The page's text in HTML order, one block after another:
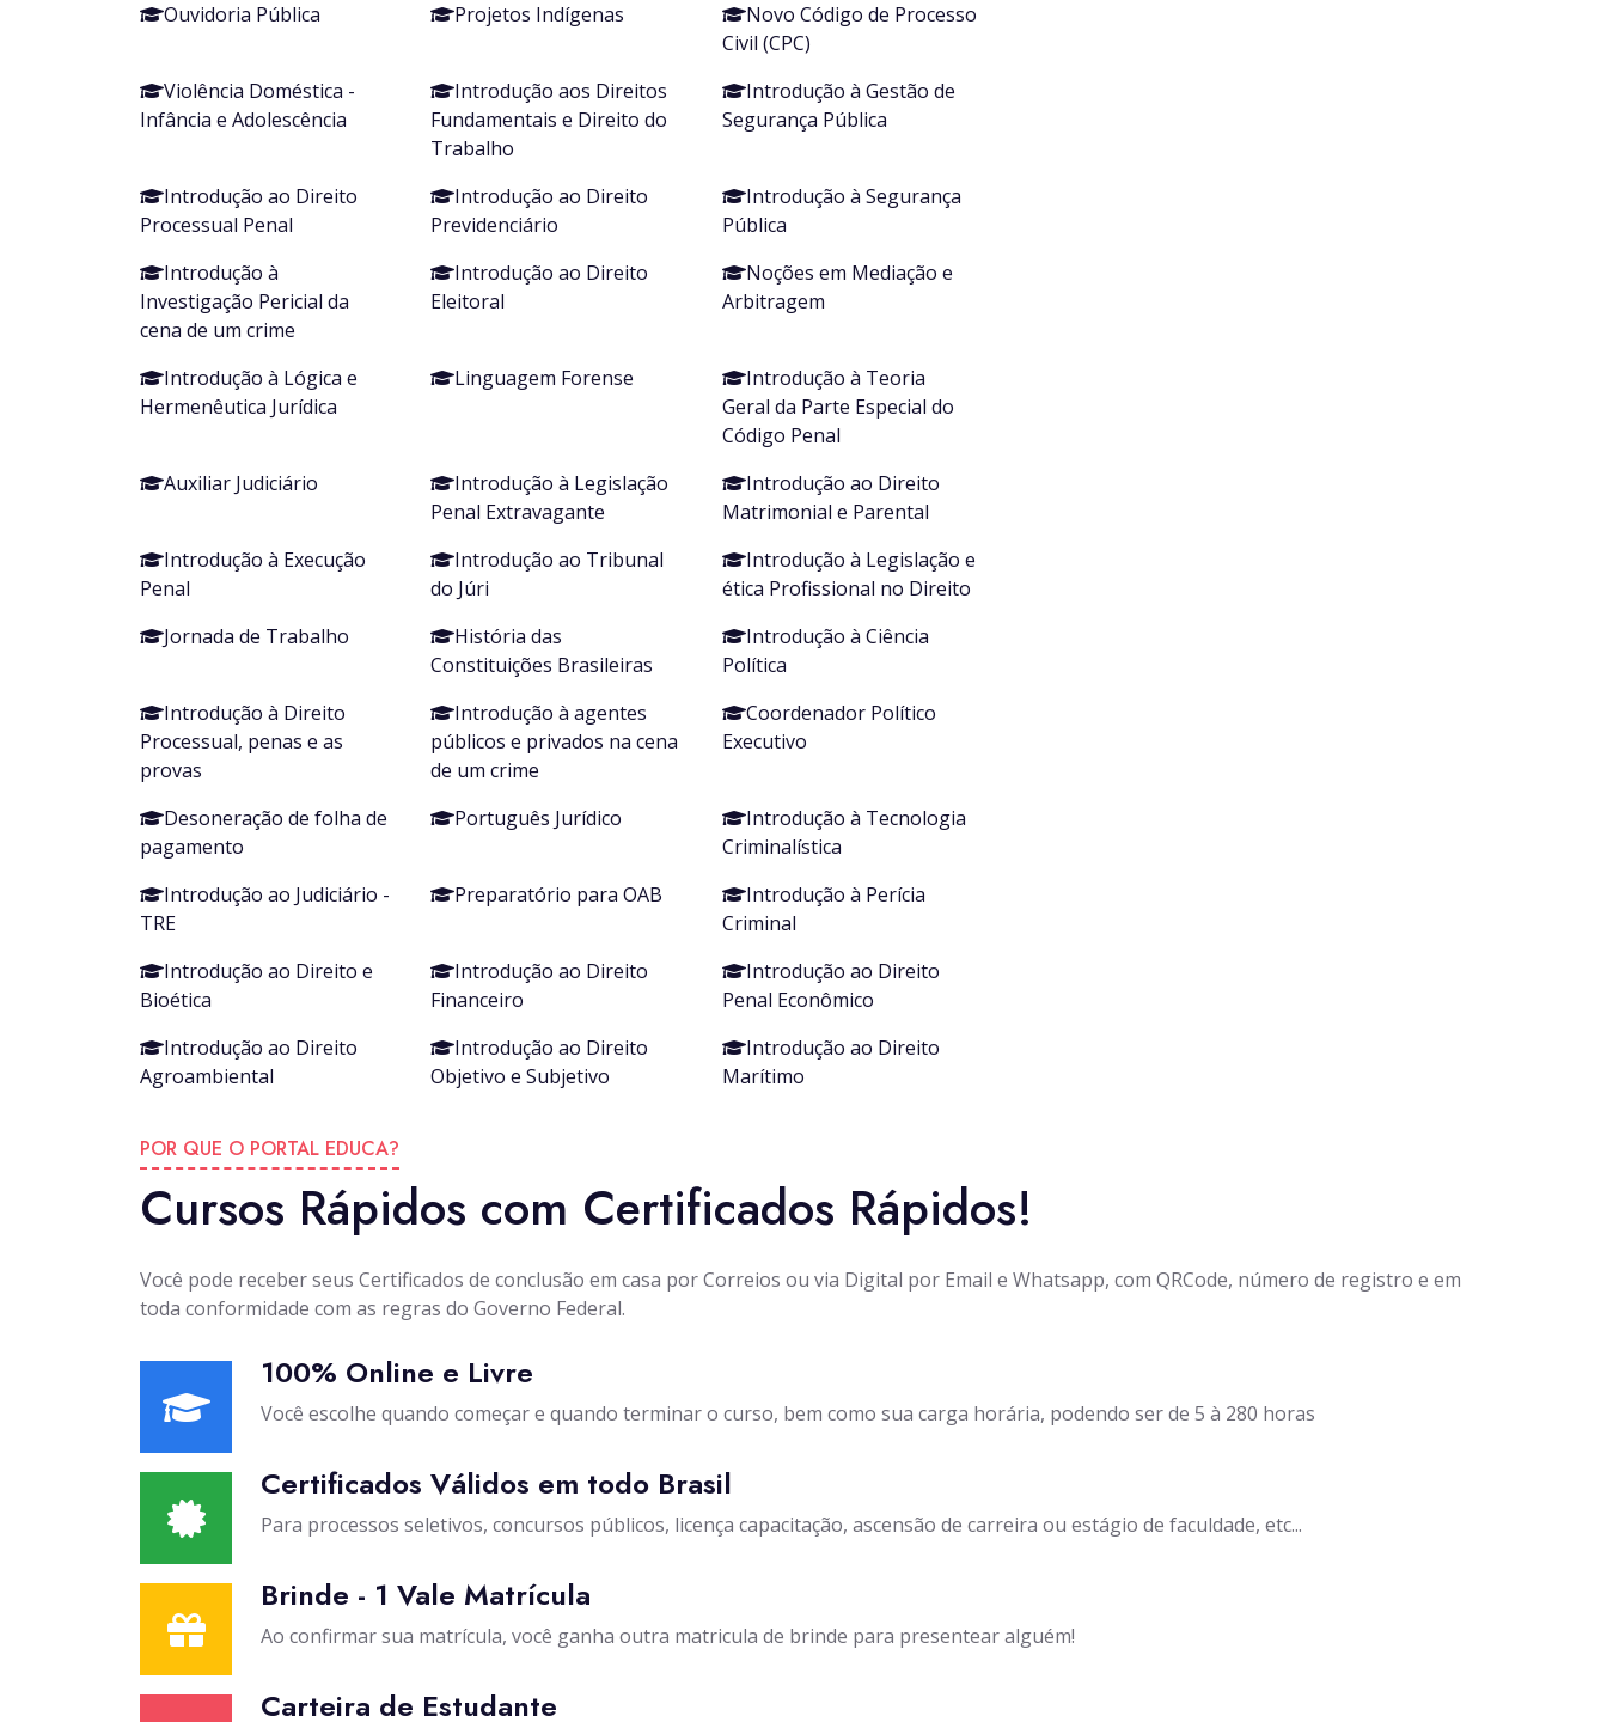
Ouvidoria Pública
Projetos Indígenas
Novo Código de Processo
Civil (CPC)
Violência Doméstica -
Infância e Adolescência
Introdução aos Direitos
Fundamentais e Direito do
Trabalho
Introdução à Gestão de
Segurança Pública
Introdução ao Direito
Processual Penal
Introdução ao Direito
Previdenciário
Introdução à Segurança
Pública
Introdução à
Investigação Pericial da
cena de um crime
Introdução ao Direito
Eleitoral
Noções em Mediação e
Arbitragem
Introdução à Lógica e
Hermenêutica Jurídica
Linguagem Forense
Introdução à Teoria
Geral da Parte Especial do
Código Penal
Auxiliar Judiciário
Introdução à Legislação
Penal Extravagante
Introdução ao Direito
Matrimonial e Parental
Introdução à Execução
Penal
Introdução ao Tribunal
do Júri
Introdução à Legislação e
ética Profissional no Direito
Jornada de Trabalho
História das
Constituições Brasileiras
Introdução à Ciência
Política
Introdução à Direito
Processual, penas e as
provas
Introdução à agentes
públicos e privados na cena
de um crime
Coordenador Político
Executivo
Desoneração de folha de
pagamento
Português Jurídico
Introdução à Tecnologia
Criminalística
Introdução ao Judiciário -
TRE
Preparatório para OAB
Introdução à Perícia
Criminal
Introdução ao Direito e
Bioética
Introdução ao Direito
Financeiro
Introdução ao Direito
Penal Econômico
Introdução ao Direito
Agroambiental
Introdução ao Direito
Objetivo e Subjetivo
Introdução ao Direito
Marítimo
POR QUE O PORTAL EDUCA?
Cursos Rápidos com Certificados Rápidos!
Você pode receber seus Certificados de conclusão em casa por Correios ou via Digital por Email e Whatsapp, com QRCode, número de registro e em
toda conformidade com as regras do Governo Federal.
100% Online e Livre
Você escolhe quando começar e quando terminar o curso, bem como sua carga horária, podendo ser de 5 à 280 horas
Certificados Válidos em todo Brasil
Para processos seletivos, concursos públicos, licença capacitação, ascensão de carreira ou estágio de faculdade, etc...
Brinde - 1 Vale Matrícula
Ao confirmar sua matrícula, você ganha outra matricula de brinde para presentear alguém!
Carteira de Estudante